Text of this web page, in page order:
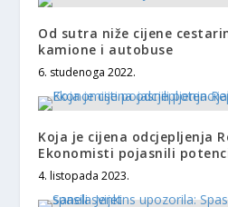
Od sutra niže cijene
kamione i autobuse
6. studenoga 2022.
Koja je cijena odcjepljenja
Ekonomisti pojasnili
4. listopada 2023.